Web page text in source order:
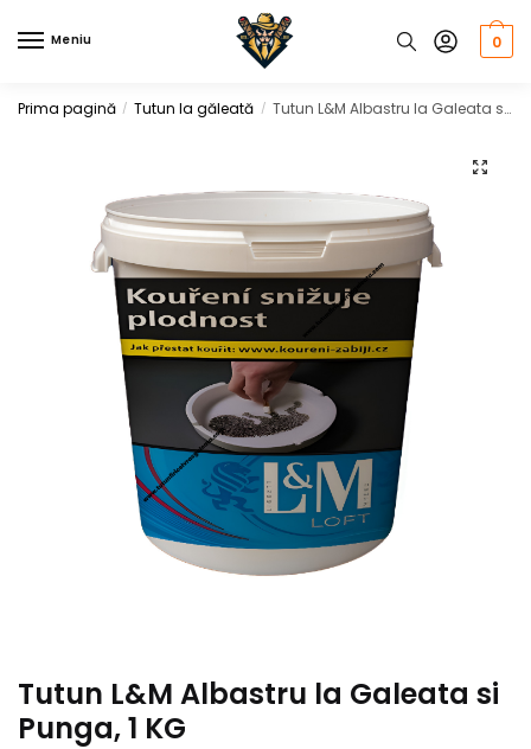
to
to
Meniu 0
Prima pagină / Tutun la găleată / Tutun L&M Albastru la Galeata si Punga, 1 KG
Tutun L&M Albastru la Galeata si
Punga, 1 KG